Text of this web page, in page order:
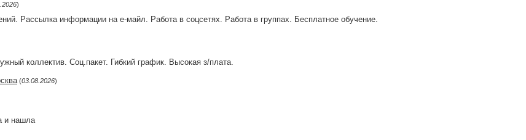
)
Рассылка информации на е-майл. Работа в соцсетях. Работа в группах. Бесплатное обучение.
коллектив. Соц.пакет. Гибкий график. Высокая з/плата.
(03.08.2026)
и нашла